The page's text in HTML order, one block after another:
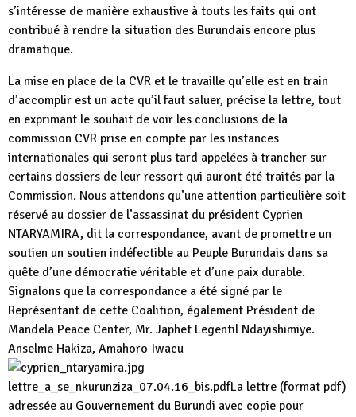
s’intéresse de manière exhaustive à touts les faits qui ont
contribué à rendre la situation des Burundais encore plus
dramatique.
La mise en place de la CVR et le travaille qu’elle est en train
d’accomplir est un acte qu’il faut saluer, précise la lettre, tout
en exprimant le souhait de voir les conclusions de la
commission CVR prise en compte par les instances
internationales qui seront plus tard appelées à trancher sur
certains dossiers de leur ressort qui auront été traités par la
Commission. Nous attendons qu’une attention particulière soit
réservé au dossier de l’assassinat du président Cyprien
NTARYAMIRA, dit la correspondance, avant de promettre un
soutien un soutien indéfectible au Peuple Burundais dans sa
quête d’une démocratie véritable et d’une paix durable.
Signalons que la correspondance a été signé par le
Représentant de cette Coalition, également Président de
Mandela Peace Center, Mr. Japhet Legentil Ndayishimiye.
Anselme Hakiza, Amahoro Iwacu
lettre_a_se_nkurunziza_07.04.16_bis.pdfLa lettre (format pdf)
adressée au Gouvernement du Burundi avec copie pour